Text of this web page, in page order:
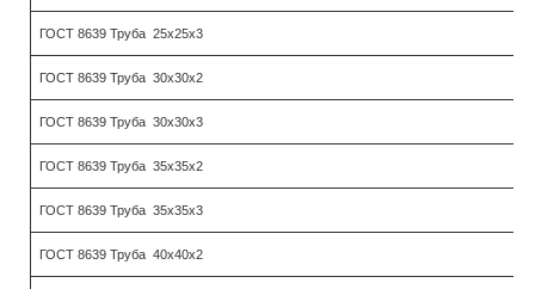
ГОСТ 8639 Труба 25х25х3
ГОСТ 8639 Труба 30х30х2
ГОСТ 8639 Труба 30х30х3
ГОСТ 8639 Труба 35х35х2
ГОСТ 8639 Труба 35х35х3
ГОСТ 8639 Труба 40х40х2